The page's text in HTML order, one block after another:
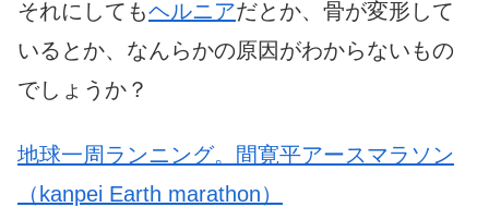
それにしてもヘルニアだとか、骨が変形して
いるとか、なんらかの原因がわからないもの
でしょうか？
地球一周ランニング。間寛平アースマラソン
（kanpei Earth marathon）